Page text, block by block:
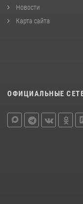
Новости
Карта сайта
ОФИЦИАЛЬНЫЕ